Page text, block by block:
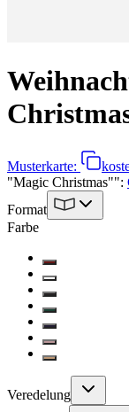
Musterkarte:
"Magic Christmas"":
Format
Farbe
Veredelung